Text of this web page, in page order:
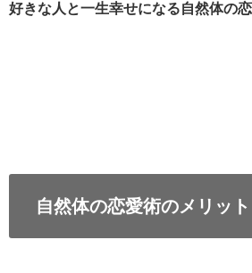
好きな人と一生幸せになる自然体の
自然体の恋愛術のメリット